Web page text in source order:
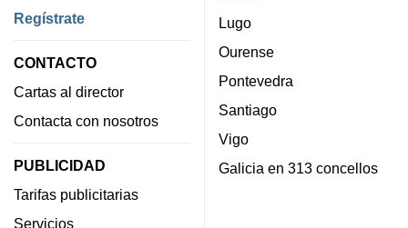
Regístrate
CONTACTO
Cartas al director
Contacta con nosotros
PUBLICIDAD
Tarifas publicitarias
Servicios
Lugo
Ourense
Pontevedra
Santiago
Vigo
Galicia en 313 concellos